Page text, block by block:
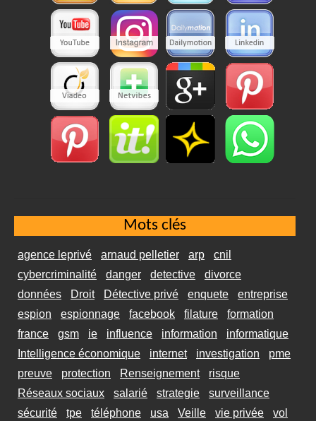
Mots clés
agence leprivé arnaud pelletier arp
cnil
cybercriminalité
danger detective
divorce
données
Droit Détective privé enquete
entreprise
espion
espionnage facebook filature
formation
france
gsm ie influence information
informatique
Intelligence économique
internet investigation
pme
preuve
protection Renseignement
risque
Réseaux sociaux
salarié strategie
surveillance
sécurité
tpe téléphone usa Veille vie privée vol